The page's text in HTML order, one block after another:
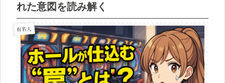
れた意図を読み解く
有名人